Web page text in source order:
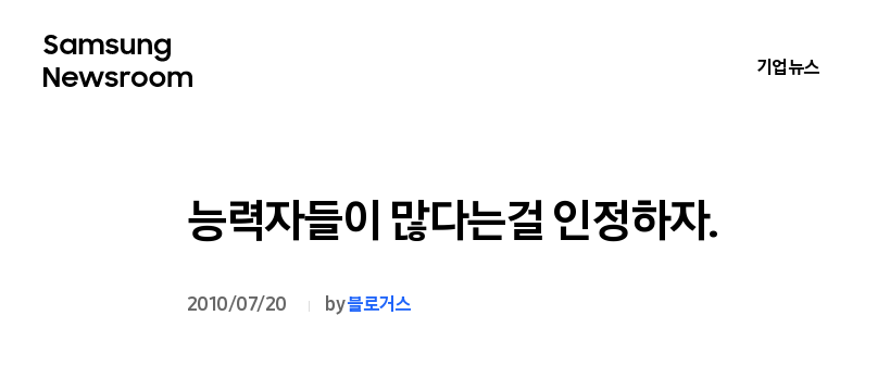
기업뉴스
능력자들이 많다는걸 인정하자.
2010/07/20 by블로거스